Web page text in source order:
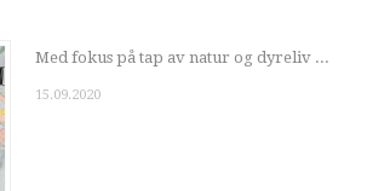
Med fokus på tap av natur og dyreliv ...
15.09.2020